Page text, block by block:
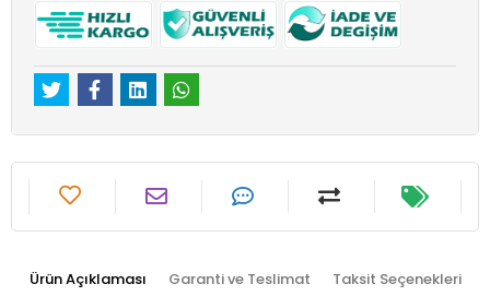
Ürün Açıklaması Garanti ve Teslimat Taksit Seçenekleri